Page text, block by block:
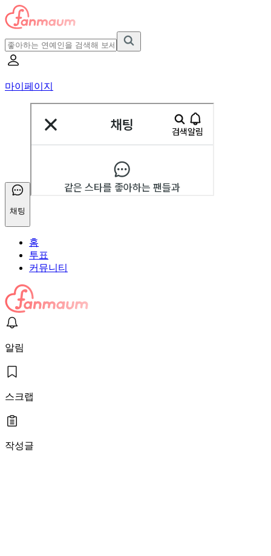
마이페이지
채팅
홈
투표
커뮤니티
알림
스크랩
작성글